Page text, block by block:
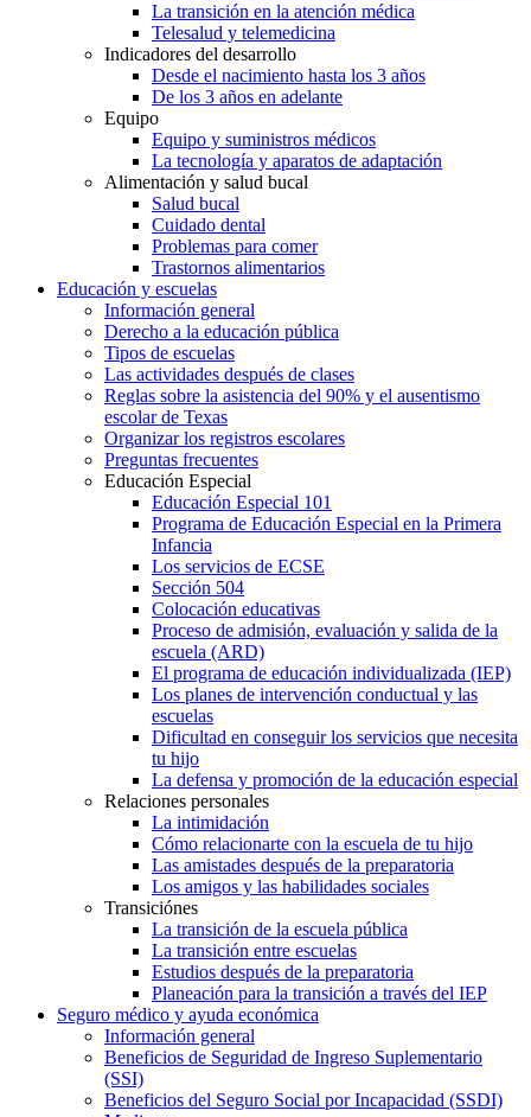
La transición en la atención médica
Telesalud y telemedicina
Indicadores del desarrollo
Desde el nacimiento hasta los 3 años
De los 3 años en adelante
Equipo
Equipo y suministros médicos
La tecnología y aparatos de adaptación
Alimentación y salud bucal
Salud bucal
Cuidado dental
Problemas para comer
Trastornos alimentarios
Educación y escuelas
Información general
Derecho a la educación pública
Tipos de escuelas
Las actividades después de clases
Reglas sobre la asistencia del 90% y el ausentismo
escolar de Texas
Organizar los registros escolares
Preguntas frecuentes
Educación Especial
Educación Especial 101
Programa de Educación Especial en la Primera
Infancia
Los servicios de ECSE
Sección 504
Colocación educativas
Proceso de admisión, evaluación y salida de la
escuela (ARD)
El programa de educación individualizada (IEP)
Los planes de intervención conductual y las
escuelas
Dificultad en conseguir los servicios que necesita
tu hijo
La defensa y promoción de la educación especial
Relaciones personales
La intimidación
Cómo relacionarte con la escuela de tu hijo
Las amistades después de la preparatoria
Los amigos y las habilidades sociales
Transiciónes
La transición de la escuela pública
La transición entre escuelas
Estudios después de la preparatoria
Planeación para la transición a través del IEP
Seguro médico y ayuda económica
Información general
Beneficios de Seguridad de Ingreso Suplementario
(SSI)
Beneficios del Seguro Social por Incapacidad (SSDI)